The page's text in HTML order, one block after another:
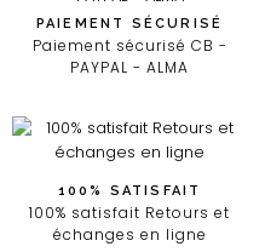
PAIEMENT SÉCURISÉ
Paiement sécurisé CB -
PAYPAL - ALMA
100% SATISFAIT
100% satisfait Retours et
échanges en ligne